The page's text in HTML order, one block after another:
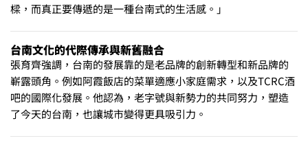
樑，而真正要傳遞的是一種台南式的生活感。」
台南文化的代際傳承與新舊融合
張育齊強調，台南的發展靠的是老品牌的創新轉型和新品牌的
嶄露頭角。例如阿霞飯店的菜單適應小家庭需求，以及TCRC酒
吧的國際化發展。他認為，老字號與新勢力的共同努力，塑造
了今天的台南，也讓城市變得更具吸引力。